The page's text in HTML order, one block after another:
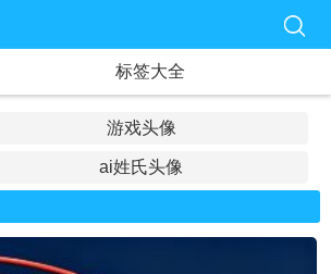
标签大全
游戏头像
ai姓氏头像